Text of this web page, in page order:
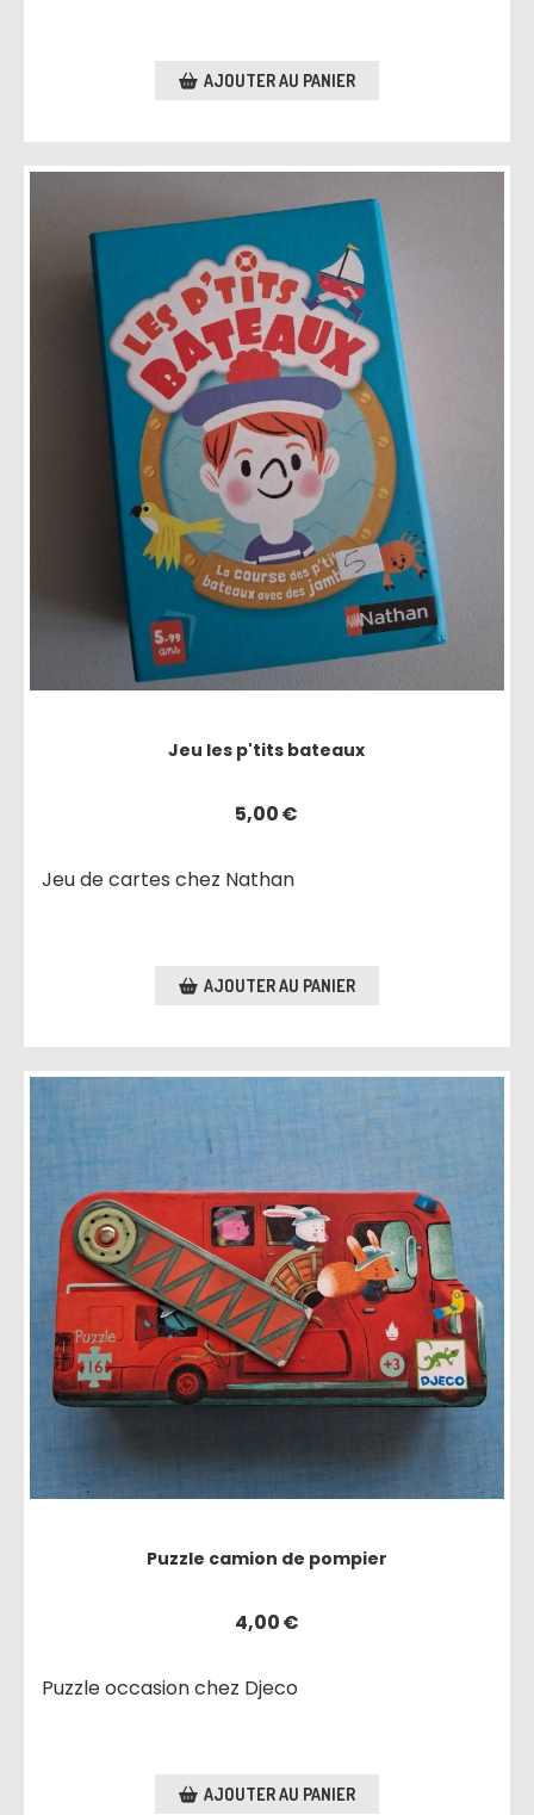
AJOUTER AU PANIER
Jeu les p'tits bateaux
5,00€
Jeu de cartes chez Nathan
AJOUTER AU PANIER
Puzzle camion de pompier
4,00€
Puzzle occasion chez Djeco
AJOUTER AU PANIER